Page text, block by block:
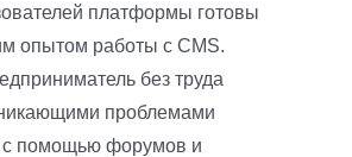
платформы готовы
опытом работы с CMS.
без труда
проблемами
с помощью форумов и